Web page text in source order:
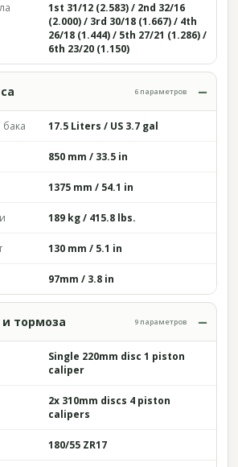
1st 31/12 (2.583) / 2nd 32/16
(2.000) / 3rd 30/18 (1.667) / 4th
26/18 (1.444) / 5th 27/21 (1.286) /
6th 23/20 (1.150)
6 параметров
17.5 Liters / US 3.7 gal
850 mm / 33.5 in
1375 mm / 54.1 in
189 kg / 415.8 lbs.
130 mm / 5.1 in
97mm / 3.8 in
тормоза 9 параметров
Single 220mm disc 1 piston
caliper
2x 310mm discs 4 piston
calipers
180/55 ZR17